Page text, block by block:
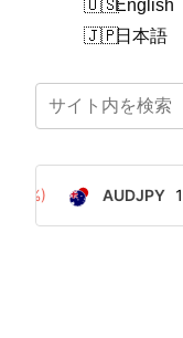
English
日本語